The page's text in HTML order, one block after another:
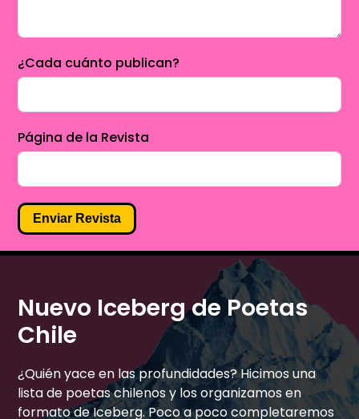
¿Cada cuánto publican?
Página de la Revista
Enviar Revista
Nuevo Iceberg de Poetas
Chile
¿Quién yace en las profundidades? Hicimos una
lista de poetas chilenos y los organizamos en
formato de Iceberg. Poco a poco completaremos